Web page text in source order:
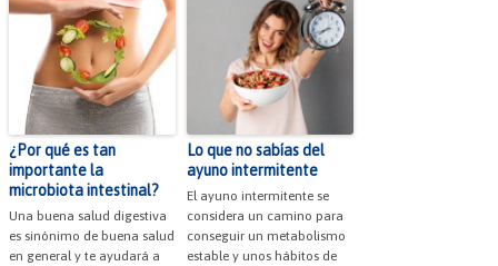
¿Por qué es tan
importante la
microbiota intestinal?
Una buena salud digestiva
es sinónimo de buena salud
en general y te ayudará a
Lo que no sabías del
ayuno intermitente
El ayuno intermitente se
considera un camino para
conseguir un metabolismo
estable y unos hábitos de